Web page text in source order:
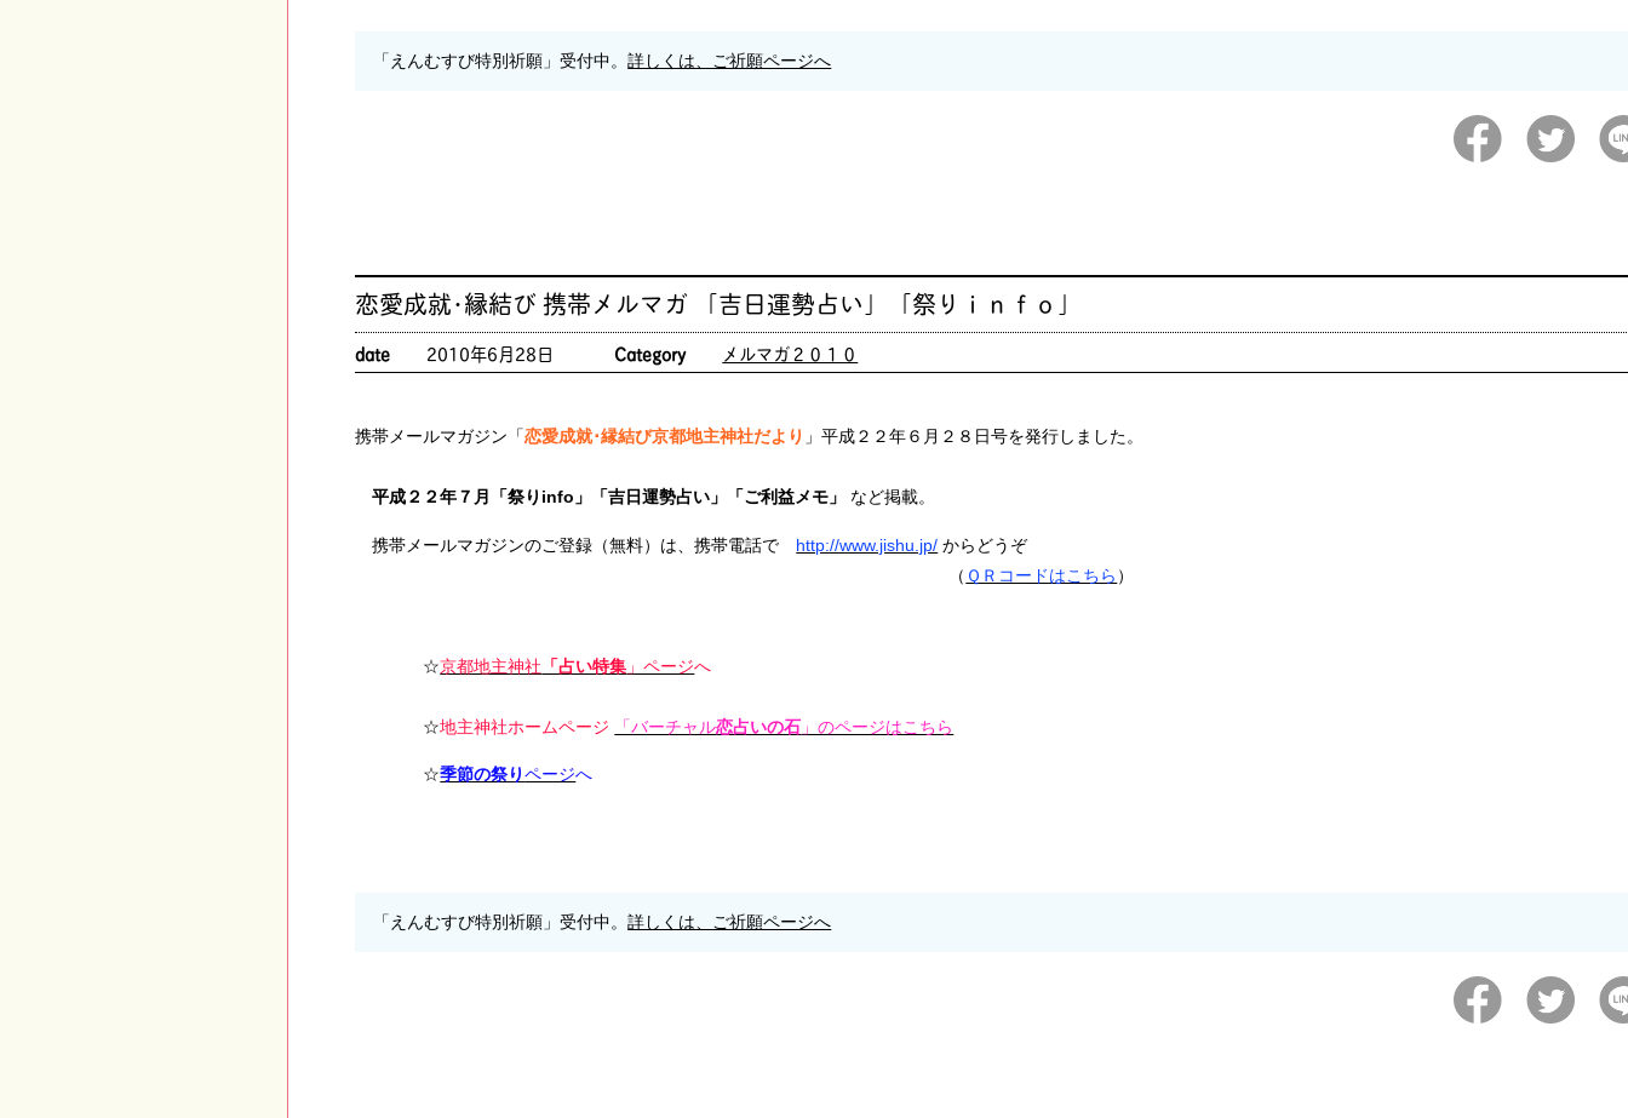
「えんむすび特別祈願」受付中。詳しくは、ご祈願ページへ
恋愛成就･縁結び 携帯メルマガ 「吉日運勢占い」「祭りｉｎｆｏ」
date 2010年6月28日 Category メルマガ２０１０
携帯メールマガジン「恋愛成就･縁結び京都地主神社だより 」平成２２年６月２８日号を発行しました。
平成２２年７月「祭りinfo」「吉日運勢占い」「ご利益メモ」 など掲載。
携帯メールマガジンのご登録（無料）は、携帯電話で http://www.jishu.jp/ からどうぞ
（ ＱＲコードはこちら ）
☆京都地主神社 「占い特集 」ページへ
☆地主神社ホームページ 「バーチャル恋占いの石 」のページはこちら
☆季節の祭りページへ
「えんむすび特別祈願」受付中。詳しくは、ご祈願ページへ